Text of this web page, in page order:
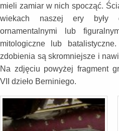
mieli zamiar w nich spocząć.
wiekach naszej ery były
ornamentalnymi lub
mitologiczne lub
zdobienia są skromniejsze i
Na zdjęciu powyżej fragment
VII dzieło Berniniego.